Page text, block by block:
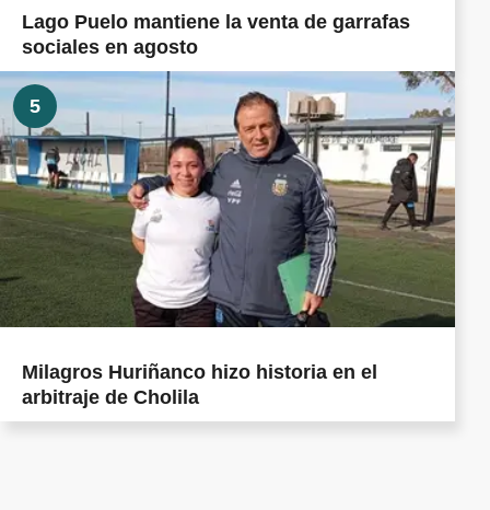
Lago Puelo mantiene la venta de garrafas
sociales en agosto
5
Milagros Huriñanco hizo historia en el
arbitraje de Cholila